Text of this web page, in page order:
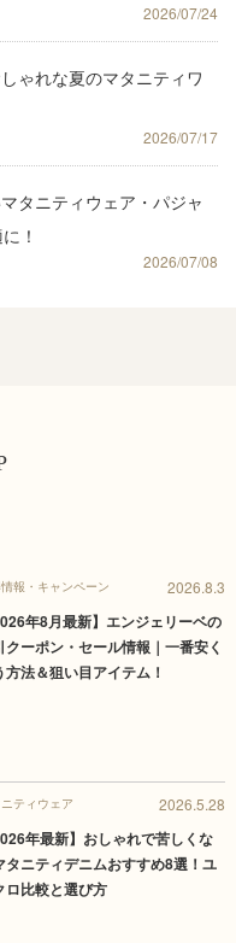
2026/07/24
ゃれな夏のマタニティワ
2026/07/17
タニティウェア・パジャ
！
2026/07/08
報・キャンペーン 2026.8.3
年8月最新】エンジェリーベの
クーポン・セール情報｜一番安く
方法＆狙い目アイテム！
ティウェア 2026.5.28
年最新】おしゃれで苦しくな
タニティデニムおすすめ8選！ユ
ロ比較と選び方